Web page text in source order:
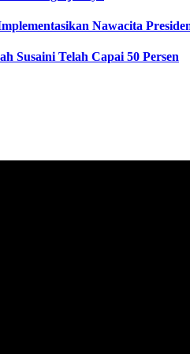
Nawacita
Susaini Telah Capai 50 Persen